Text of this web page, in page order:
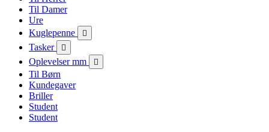
Til Damer
Ure
Kuglepenne

Tasker 
Oplevelser mm 
Til Børn
Kundegaver
Briller
Student
Student